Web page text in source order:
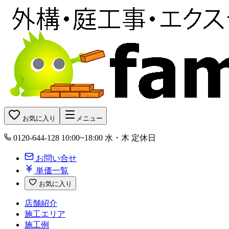
お気に入り メニュー
0120-644-128 10:00~18:00 水・木 定休日
お問い合せ
単価一覧
お気に入り
店舗紹介
施工エリア
施工例